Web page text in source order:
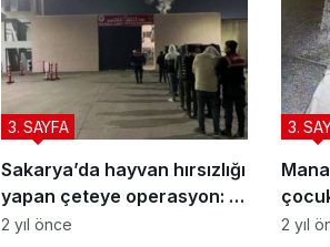
Sakarya’da hayvan hırsızlığı
yapan çeteye operasyon: 7
tutuklama
3. SAYFA
2 yıl önce
3.
2 yıl